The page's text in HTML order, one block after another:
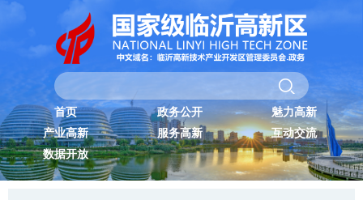
首页 政务公开
魅力高新
产业高新
服务高新
互动交流
数据开放